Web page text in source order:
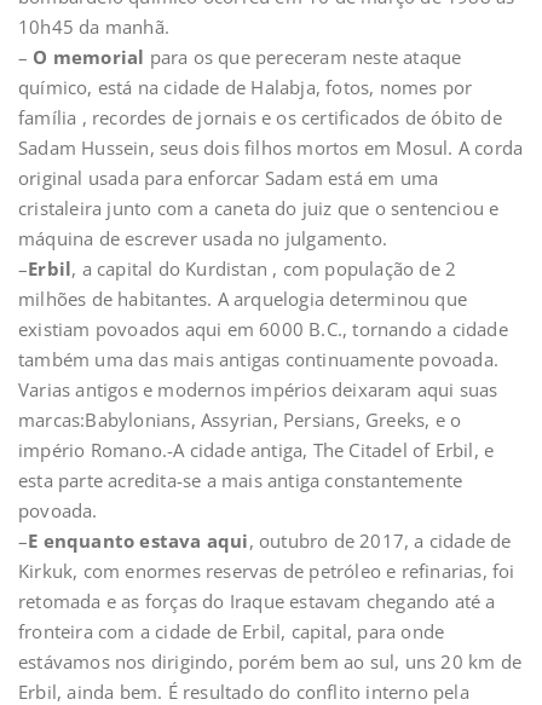
10h45 da manhã.
– O memorial para os que pereceram neste ataque
químico, está na cidade de Halabja, fotos, nomes por
família , recordes de jornais e os certificados de óbito de
Sadam Hussein, seus dois filhos mortos em Mosul. A corda
original usada para enforcar Sadam está em uma
cristaleira junto com a caneta do juiz que o sentenciou e
máquina de escrever usada no julgamento.
–Erbil, a capital do Kurdistan , com população de 2
milhões de habitantes. A arquelogia determinou que
existiam povoados aqui em 6000 B.C., tornando a cidade
também uma das mais antigas continuamente povoada.
Varias antigos e modernos impérios deixaram aqui suas
marcas:Babylonians, Assyrian, Persians, Greeks, e o
império Romano.-A cidade antiga, The Citadel of Erbil, e
esta parte acredita-se a mais antiga constantemente
povoada.
–E enquanto estava aqui, outubro de 2017, a cidade de
Kirkuk, com enormes reservas de petróleo e refinarias, foi
retomada e as forças do Iraque estavam chegando até a
fronteira com a cidade de Erbil, capital, para onde
estávamos nos dirigindo, porém bem ao sul, uns 20 km de
Erbil, ainda bem. É resultado do conflito interno pela